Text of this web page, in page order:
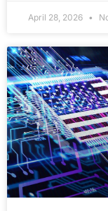
April 28, 2026